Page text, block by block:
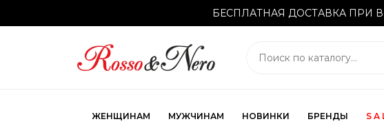
БЕСПЛАТНАЯ ДОСТАВКА ПРИ
ЖЕНЩИНАМ МУЖЧИНАМ НОВИНКИ БРЕНДЫ S A